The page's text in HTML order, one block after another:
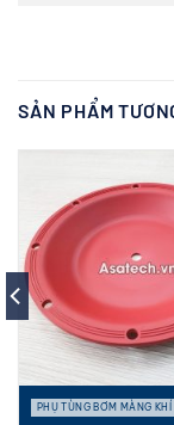
SẢN PHẨM
PHỤ TÙNG BƠM MÀNG KHÍ